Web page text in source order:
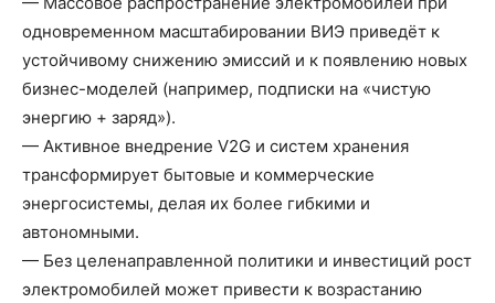
одновременном масштабировании ВИЭ приведёт к
устойчивому снижению эмиссий и к появлению новых
бизнес-моделей (например, подписки на «чистую
энергию + заряд»).
— Активное внедрение V2G и систем хранения
трансформирует бытовые и коммерческие
энергосистемы, делая их более гибкими и
автономными.
— Без целенаправленной политики и инвестиций рост
электромобилей может привести к возрастанию